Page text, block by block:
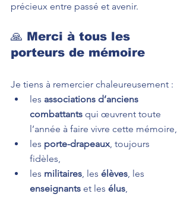
précieux entre passé et avenir.
🙏 Merci à tous les
porteurs de mémoire
Je tiens à remercier chaleureusement :
les associations d’anciens
combattants qui œuvrent toute
l’année à faire vivre cette mémoire,
les porte-drapeaux, toujours
fidèles,
les militaires, les élèves, les
enseignants et les élus,